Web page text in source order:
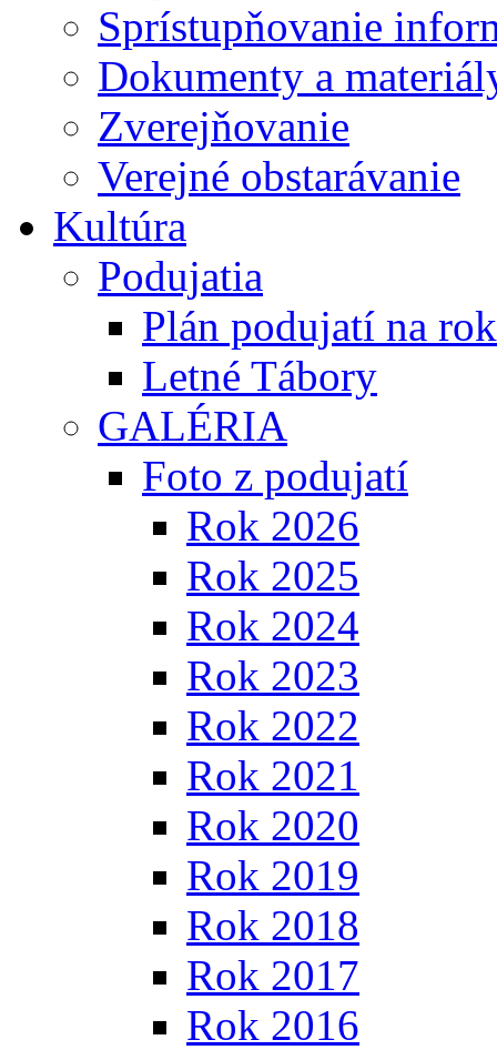
Sprístupňovanie
Dokumenty a
Zverejňovanie
Verejné obstarávanie
Kultúra
Podujatia
Plán podujatí na
Letné Tábory
GALÉRIA
Foto z podujatí
Rok 2026
Rok 2025
Rok 2024
Rok 2023
Rok 2022
Rok 2021
Rok 2020
Rok 2019
Rok 2018
Rok 2017
Rok 2016